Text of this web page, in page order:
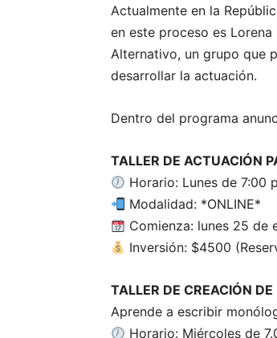
Actualmente en la
en este proceso es
Alternativo, un grupo que
desarrollar la actuación.
Dentro del programa
TALLER DE ACTUACIÓN
Horario: Lunes de 7:00
Modalidad: *ONLINE*
Comienza: lunes 25 de
Inversión: $4500
TALLER DE CREACIÓN
Aprende a escribir
Horario: Miércoles de